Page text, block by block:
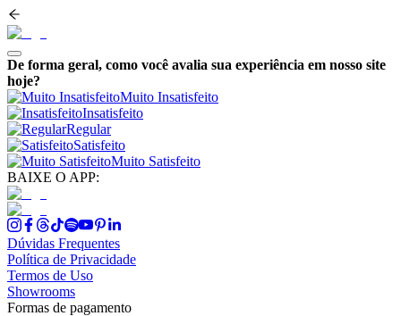
De forma geral, como você avalia sua experiência em nosso site
hoje?
Muito Insatisfeito
Insatisfeito
Regular
Satisfeito
Muito Satisfeito
BAIXE O APP:
Dúvidas Frequentes
Política de Privacidade
Termos de Uso
Showrooms
Formas de pagamento